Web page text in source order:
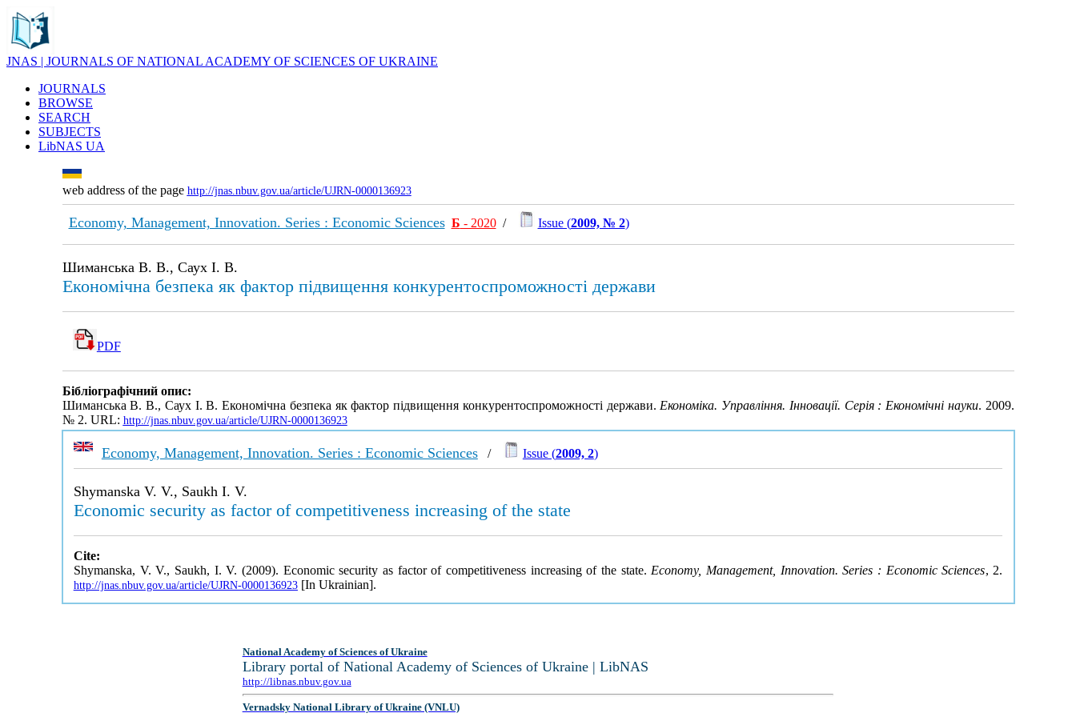
JNAS | JOURNALS OF NATIONAL ACADEMY OF SCIENCES OF UKRAINE
JOURNALS
BROWSE
SEARCH
SUBJECTS
LibNAS UA
web address of the page http://jnas.nbuv.gov.ua/article/UJRN-0000136923
Economy, Management, Innovation. Series : Economic Sciences Б - 2020/ Issue (2009, № 2)
Шиманська В. В., Саух І. В.
Економічна безпека як фактор підвищення конкурентоспроможності держави
PDF
Бібліографічний опис:
Шиманська В. В., Саух І. В. Економічна безпека як фактор підвищення конкурентоспроможності держави.Економіка. Управління. Інновації. Серія : Економічні науки. 2009.
№ 2. URL: http://jnas.nbuv.gov.ua/article/UJRN-0000136923
Economy, Management, Innovation. Series : Economic Sciences/ Issue (2009, 2)
Shymanska V. V., Saukh I. V.
Economic security as factor of competitiveness increasing of the state
Cite:
Shymanska, V. V., Saukh, I. V. (2009). Economic security as factor of competitiveness increasing of the state. Economy, Management, Innovation. Series : Economic Sciences, 2.
http://jnas.nbuv.gov.ua/article/UJRN-0000136923[In Ukrainian].
National Academy of Sciences of Ukraine
Library portal of National Academy of Sciences of Ukraine | LibNAS
http://libnas.nbuv.gov.ua
Vernadsky National Library of Ukraine (VNLU)